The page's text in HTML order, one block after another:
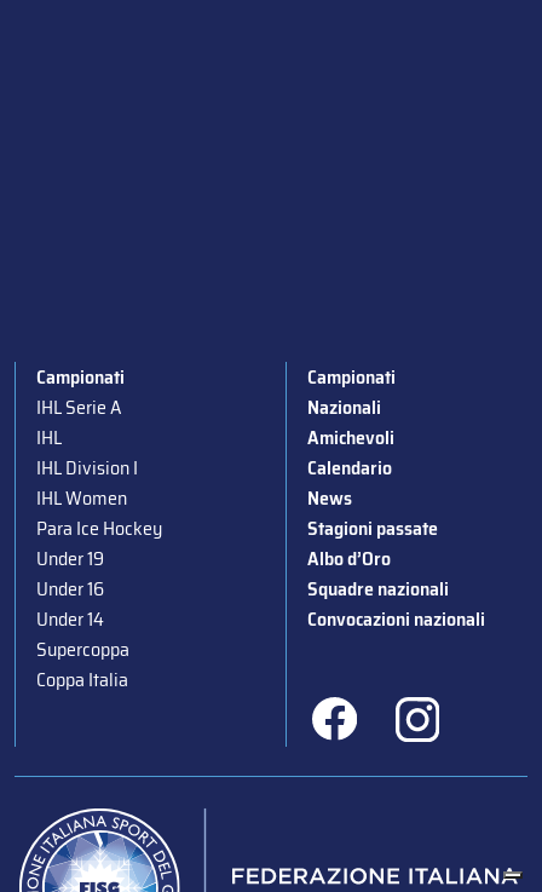
Campionati
IHL Serie A
IHL
IHL Division I
IHL Women
Para Ice Hockey
Under 19
Under 16
Under 14
Supercoppa
Coppa Italia
Campionati
Nazionali
Amichevoli
Calendario
News
Stagioni passate
Albo d’Oro
Squadre nazionali
Convocazioni nazionali